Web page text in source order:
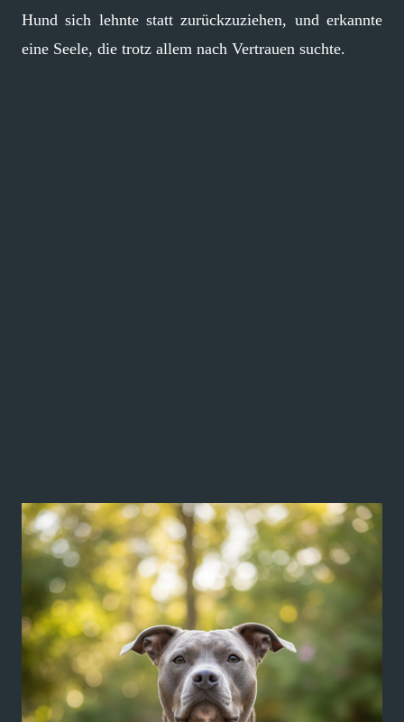
Hund sich lehnte statt zurückzuziehen, und erkannte
eine Seele, die trotz allem nach Vertrauen suchte.